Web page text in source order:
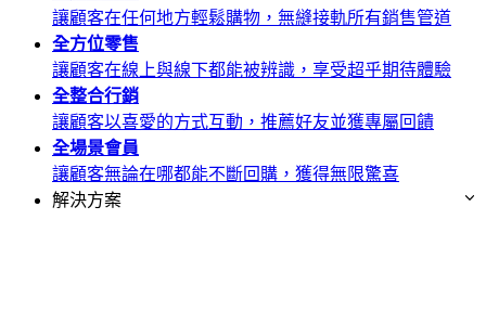
讓顧客在任何地方輕鬆購物，無縫接軌所有銷售管道
全方位零售
讓顧客在線上與線下都能被辨識，享受超乎期待體驗
全整合行銷
讓顧客以喜愛的方式互動，推薦好友並獲專屬回饋
全場景會員
讓顧客無論在哪都能不斷回購，獲得無限驚喜
解決方案